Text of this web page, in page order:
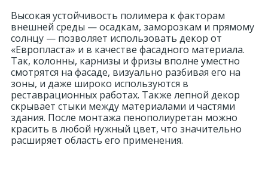
Высокая устойчивость полимера к факторам
внешней среды — осадкам, заморозкам и прямому
солнцу — позволяет использовать декор от
«Европласта» и в качестве фасадного материала.
Так, колонны, карнизы и фризы вполне уместно
смотрятся на фасаде, визуально разбивая его на
зоны, и даже широко используются в
реставрационных работах. Также лепной декор
скрывает стыки между материалами и частями
здания. После монтажа пенополиуретан можно
красить в любой нужный цвет, что значительно
расширяет область его применения.